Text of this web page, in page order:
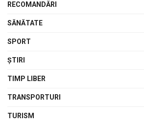
RECOMANDĂRI
SĂNĂTATE
SPORT
ŞTIRI
TIMP LIBER
TRANSPORTURI
TURISM